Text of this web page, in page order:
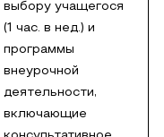
выбору учащегося
(1 час. в нед.) и
программы
внеурочной
деятельности,
включающие